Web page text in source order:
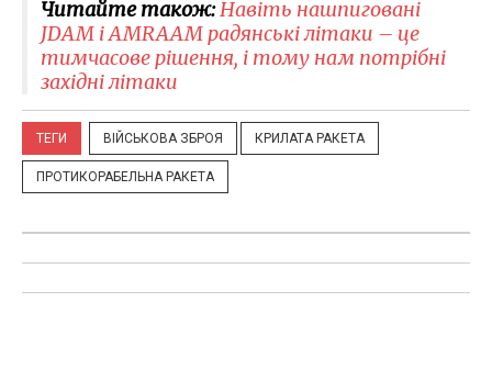
Читайте також:Навіть нашпиговані
JDAM і AMRAAM радянські літаки – це
тимчасове рішення, і тому нам потрібні
західні літаки
ТЕГИ ВІЙСЬКОВА ЗБРОЯ КРИЛАТА РАКЕТА
ПРОТИКОРАБЕЛЬНА РАКЕТА